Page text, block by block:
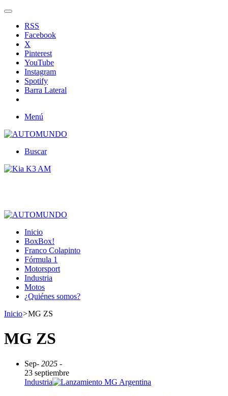
RSS
Facebook
X
Pinterest
YouTube
Instagram
Spotify
Barra Lateral
Menú
Buscar
Inicio
BoxBox!
Franco Colapinto
Fórmula 1
Motorsport
Industria
Motos
¿Quiénes somos?
Inicio>MG ZS
MG ZS
Sep- 2025 -
23 septiembre
Industria